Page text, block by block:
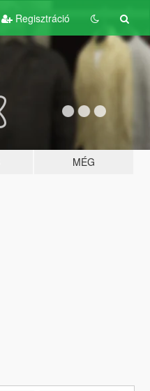
Regisztráció
MÉG